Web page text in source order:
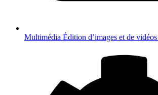
Multimédia Édition d’images et de